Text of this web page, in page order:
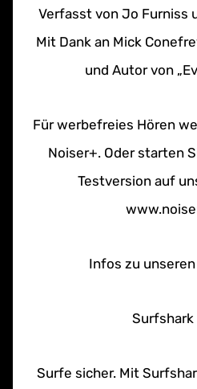
Verfasst von Jo Furniss
Mit Dank an Mick
und Autor von
Für werbefreies Hören
Noiser+. Oder starten
Testversion auf
Infos zu
Surfshark
Surfe sicher. Mit